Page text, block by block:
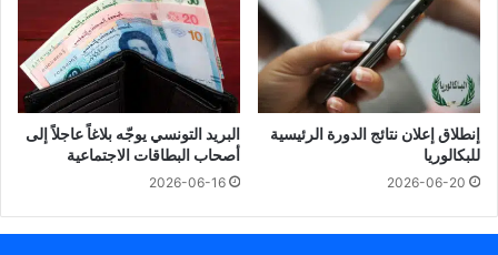
إنطلاق إعلان نتائج الدورة الرئيسية
للبكالوريا
2026-06-20
البريد التونسي يوجّه بلاغاً عاجلاً إلى
أصحاب البطاقات الاجتماعية
2026-06-16